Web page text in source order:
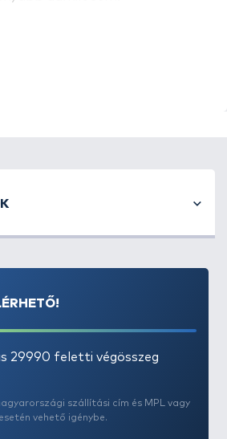
29990 feletti végösszeg
szállítási cím és MPL vagy
vehető igénybe.